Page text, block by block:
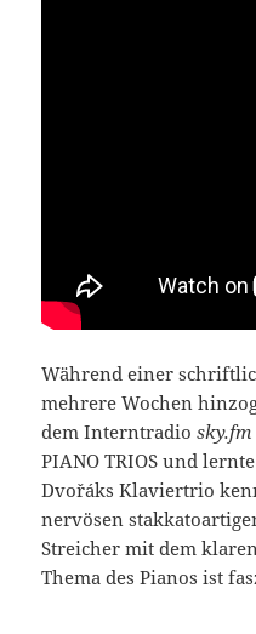
Während einer
mehrere Wochen
dem Interntradiosky.fm
PIANO TRIOS und
Dvořáks Klaviertrio
nervösen
Streicher mit dem
Thema des Pianos ist